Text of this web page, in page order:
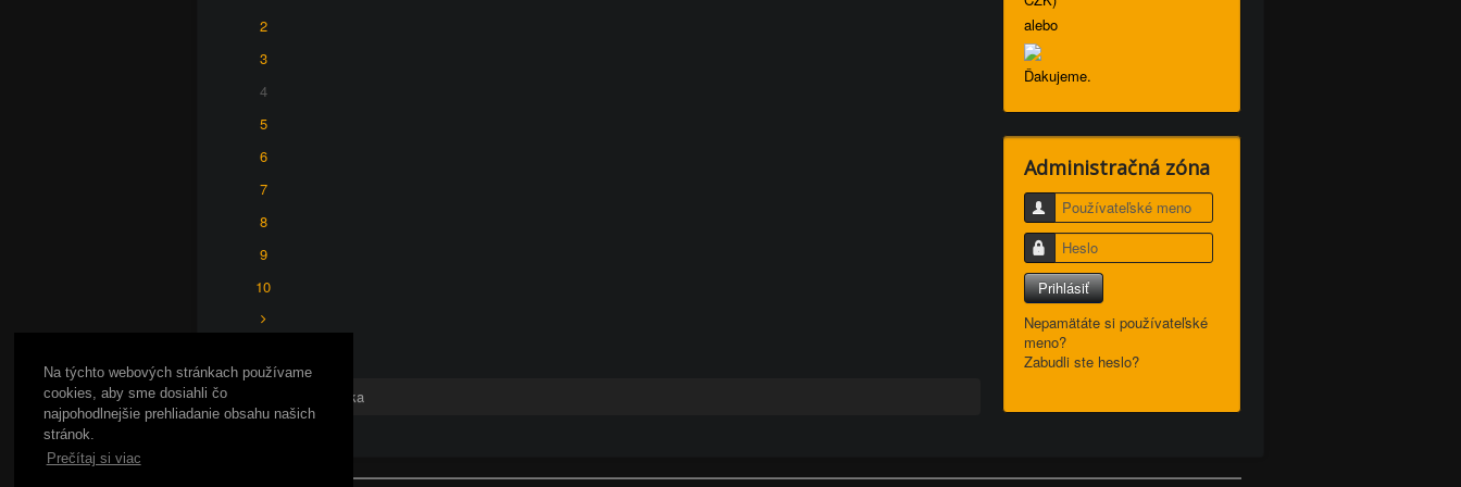
Na týchto webových stránkach používame
cookies, aby sme dosiahli čo
najpohodlnejšie prehliadanie obsahu našich
stránok.
Prečítaj si viac
2
3
4
5
6
7
8
9
10
Hlavná stránka
alebo
Ďakujeme.
Administračná zóna
Používateľské meno
Heslo
Prihlásiť
Nepamätáte si používateľské
meno?
Zabudli ste heslo?